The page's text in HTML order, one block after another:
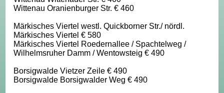
Wittenau Oranienburger Str. € 460
Märkisches Viertel westl. Quickborner Str./ nördl.
Märkisches Viertel € 580
Märkisches Viertel Roedernallee / Spachtelweg /
Wilhelmsruher Damm / Wentowsteig € 490
Borsigwalde Vietzer Zeile € 490
Borsigwalde Borsigwalder Weg € 490